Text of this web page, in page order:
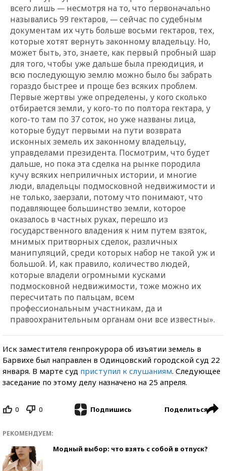
всего лишь — несмотря на то, что первоначально
назывались 99 гектаров, —сейчас по судебным
документам их чуть больше восьми гектаров, тех,
которые хотят вернуть законному владельцу. Но,
может быть, это, знаете, как первый пробный шар
для того, чтобы уже дальше была преюдиция, и
всю последующую землю можно было бы забрать
гораздо быстрее и проще без всяких проблем.
Первые жертвы уже определены, у кого сколько
отбирается земли, у кого-то по полтора гектара, у
кого-то там по 37 соток, но уже названы лица,
которые будут первыми на пути возврата
исконных земель их законному владельцу,
управделами президента. Посмотрим, что будет
дальше, но пока эта сделка на рынке породила
кучу всяких неприличных истории, и многие
люди, владельцы подмосковной недвижимости и
не только, заерзали, потому что понимают, что
подавляющее большинство земли, которое
оказалось в частных руках, перешло из
государственного владения к ним путем взяток,
мнимых притворных сделок, различных
манипуляций, среди которых набор не такой уж и
большой. И, как правило, количество людей,
которые владели огромными кусками
подмосковной недвижимости, тоже можно их
пересчитать по пальцам, всем
профессиональным участникам, да и
правоохранительным органам они все известны».
Иск заместителя генпрокурора об изъятии земель в
Барвихе был направлен в Одинцовский городской суд 22
января. В марте суд приступил к слушаниям. Следующее
заседание по этому делу назначено на 25 апреля.
0 0 Подпишись Поделиться
РЕКОМЕНДУЕМ:
Модный выбор: что взять с собой в отпуск?